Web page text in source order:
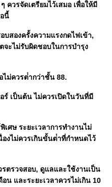
ควรจัดเตรียมไว้เสมอ เพื่อให้มี
นี้
สองครั้งความแรงกดไฟเข้า,
จะไม่รับผิดชอบในการบํารุง
ไม่ควรต่ํากว่าชั้น 88.
เป็นต้น ไม่ควรเปิดในวันที่มี
เศษ ระยะเวลาการทํางานไม่
องไม่ควรเกินขั้นต่ําที่กําหนดไว้
ตรวจสอบ, ดูแลและใช้งานเป็น
น และระยะเวลาควรไม่เกิน 10